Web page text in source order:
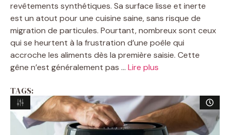
revêtements synthétiques. Sa surface lisse et inerte
est un atout pour une cuisine saine, sans risque de
migration de particules. Pourtant, nombreux sont ceux
qui se heurtent à la frustration d’une poêle qui
accroche les aliments dès la première saisie. Cette
gêne n’est généralement pas ... Lire plus
TAGS: